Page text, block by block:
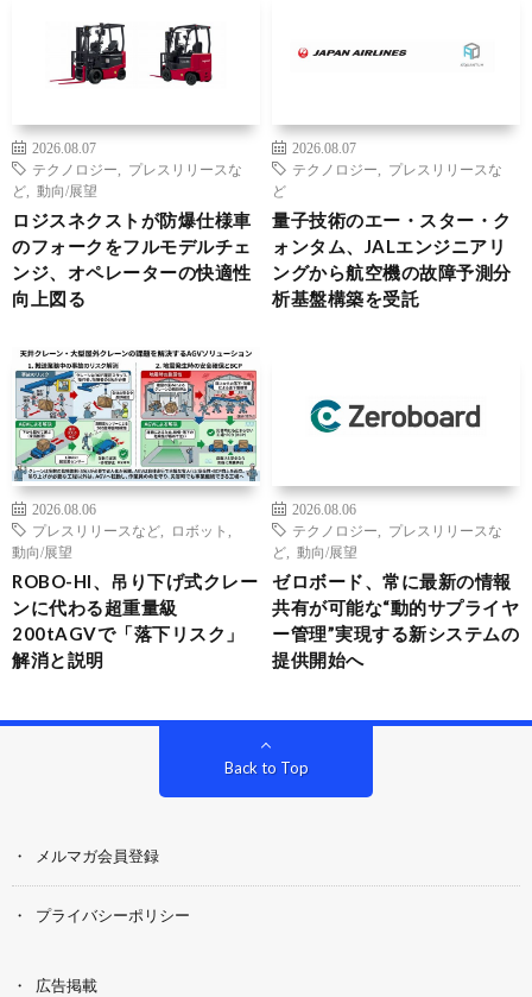
2026.08.07
テクノロジー
プレスリリースな
ど
動向/展望
ロジスネクストが防爆仕様車
のフォークをフルモデルチェ
ンジ、オペレーターの快適性
向上図る
2026.08.07
テクノロジー
プレスリリースな
ど
量子技術のエー・スター・ク
ォンタム、JALエンジニアリ
ングから航空機の故障予測分
析基盤構築を受託
2026.08.06
プレスリリースなど
ロボット
動向/展望
ROBO-HI、吊り下げ式クレー
ンに代わる超重量級
200tAGVで「落下リスク」
解消と説明
2026.08.06
テクノロジー
プレスリリースな
ど
動向/展望
ゼロボード、常に最新の情報
共有が可能な“動的サプライヤ
ー管理”実現する新システムの
提供開始へ
Back to Top
メルマガ会員登録
プライバシーポリシー
広告掲載